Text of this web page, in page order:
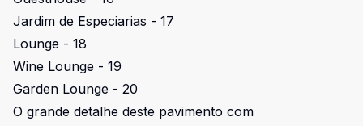
Jardim de Especiarias - 17
Lounge - 18
Wine Lounge - 19
Garden Lounge - 20
O grande detalhe deste pavimento com